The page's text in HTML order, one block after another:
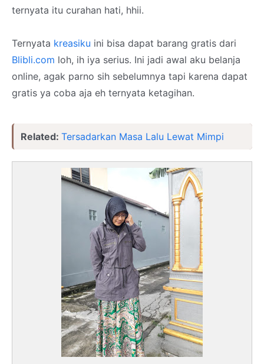
ternyata itu curahan hati, hhii.
Ternyata kreasiku ini bisa dapat barang gratis dari
Blibli.com loh, ih iya serius. Ini jadi awal aku belanja
online, agak parno sih sebelumnya tapi karena dapat
gratis ya coba aja eh ternyata ketagihan.
Related: Tersadarkan Masa Lalu Lewat Mimpi